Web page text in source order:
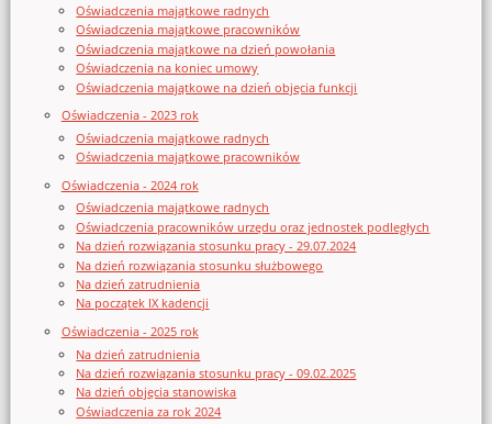
Oświadczenia majątkowe radnych
Oświadczenia majątkowe pracowników
Oświadczenia majątkowe na dzień powołania
Oświadczenia na koniec umowy
Oświadczenia majątkowe na dzień objęcia funkcji
Oświadczenia - 2023 rok
Oświadczenia majątkowe radnych
Oświadczenia majątkowe pracowników
Oświadczenia - 2024 rok
Oświadczenia majątkowe radnych
Oświadczenia pracowników urzędu oraz jednostek podległych
Na dzień rozwiązania stosunku pracy - 29.07.2024
Na dzień rozwiązania stosunku służbowego
Na dzień zatrudnienia
Na początek IX kadencji
Oświadczenia - 2025 rok
Na dzień zatrudnienia
Na dzień rozwiązania stosunku pracy - 09.02.2025
Na dzień objęcia stanowiska
Oświadczenia za rok 2024